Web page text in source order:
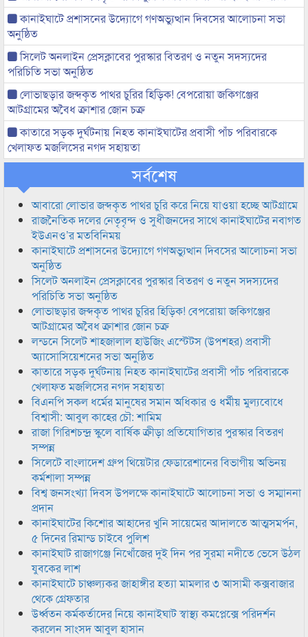
কানাইঘাটে প্রশাসনের উদ্যোগে গণঅভ্যুত্থান দিবসের আলোচনা সভা
অনুষ্ঠিত
সিলেট অনলাইন প্রেসক্লাবের পুরস্কার বিতরণ ও নতুন সদস্যদের
পরিচিতি সভা অনুষ্ঠিত
লোভাছড়ার জব্দকৃত পাথর চুরির হিড়িক! বেপরোয়া জকিগঞ্জের
আটগ্রামের অবৈধ ক্রাশার জোন চক্র
কাতারে সড়ক দুর্ঘটনায় নিহত কানাইঘাটের প্রবাসী পাঁচ পরিবারকে
খেলাফত মজলিসের নগদ সহায়তা
সর্বশেষ
আবারো লোভার জব্দকৃত পাথর চুরি করে নিয়ে যাওয়া হচ্ছে আটগ্রামে
রাজনৈতিক দলের নেতৃবৃন্দ ও সুধীজনদের সাথে কানাইঘাটের নবাগত
ইউএনও’র মতবিনিময়
কানাইঘাটে প্রশাসনের উদ্যোগে গণঅভ্যুত্থান দিবসের আলোচনা সভা
অনুষ্ঠিত
সিলেট অনলাইন প্রেসক্লাবের পুরস্কার বিতরণ ও নতুন সদস্যদের
পরিচিতি সভা অনুষ্ঠিত
লোভাছড়ার জব্দকৃত পাথর চুরির হিড়িক! বেপরোয়া জকিগঞ্জের
আটগ্রামের অবৈধ ক্রাশার জোন চক্র
লন্ডনে সিলেট শাহজালাল হাউজিং এস্টেটস (উপশহর) প্রবাসী
অ্যাসোসিয়েশনের সভা অনুষ্ঠিত
কাতারে সড়ক দুর্ঘটনায় নিহত কানাইঘাটের প্রবাসী পাঁচ পরিবারকে
খেলাফত মজলিসের নগদ সহায়তা
বিএনপি সকল ধর্মের মানুষের সমান অধিকার ও ধর্মীয় মুল্যবোধে
বিশ্বাসী: আবুল কাহের চৌ: শামিম
রাজা গিরিশচন্দ্র স্কুলে বার্ষিক ক্রীড়া প্রতিযোগিতার পুরস্কার বিতরণ
সম্পন্ন
সিলেটে বাংলাদেশ গ্রুপ থিয়েটার ফেডারেশানের বিভাগীয় অভিনয়
কর্মশালা সম্পন্ন
বিশ্ব জনসংখ্যা দিবস উপলক্ষে কানাইঘাটে আলোচনা সভা ও সম্মাননা
প্রদান
কানাইঘাটের কিশোর আহাদের খুনি সায়েমের আদালতে আত্মসমর্পন,
৫ দিনের রিমান্ড চাইবে পুলিশ
কানাইঘাট রাজাগঞ্জে নিখোঁজের দুই দিন পর সুরমা নদীতে ভেসে উঠল
যুবকের লাশ
কানাইঘাটে চাঞ্চল্যকর জাহাঙ্গীর হত্যা মামলার ৩ আসামী কক্সবাজার
থেকে গ্রেফতার
উর্ধ্বতন কর্মকর্তাদের নিয়ে কানাইঘাট স্বাস্থ্য কমপ্লেক্সে পরিদর্শন
করলেন সাংসদ আবুল হাসান